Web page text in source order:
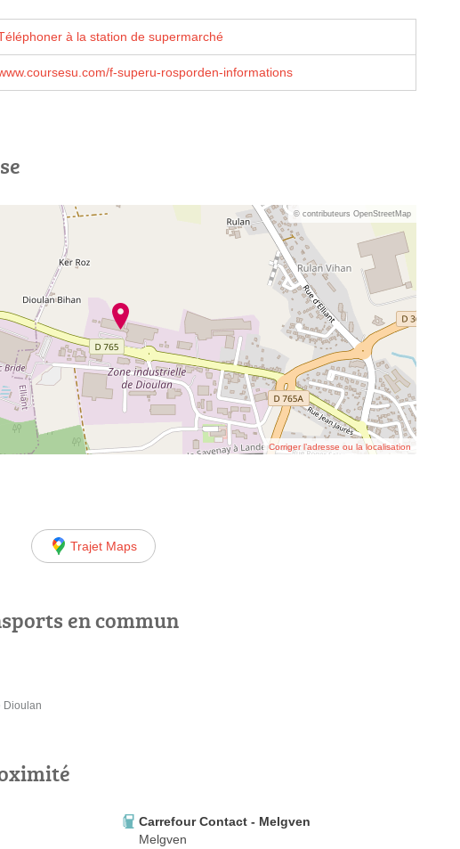
à la station de supermarché
f-superu-rosporden-informations
© contributeurs OpenStreetMap
Corriger l’adresse ou la localisation
Trajet Maps
en commun
Dioulan
Carrefour Contact - Melgven
Melgven